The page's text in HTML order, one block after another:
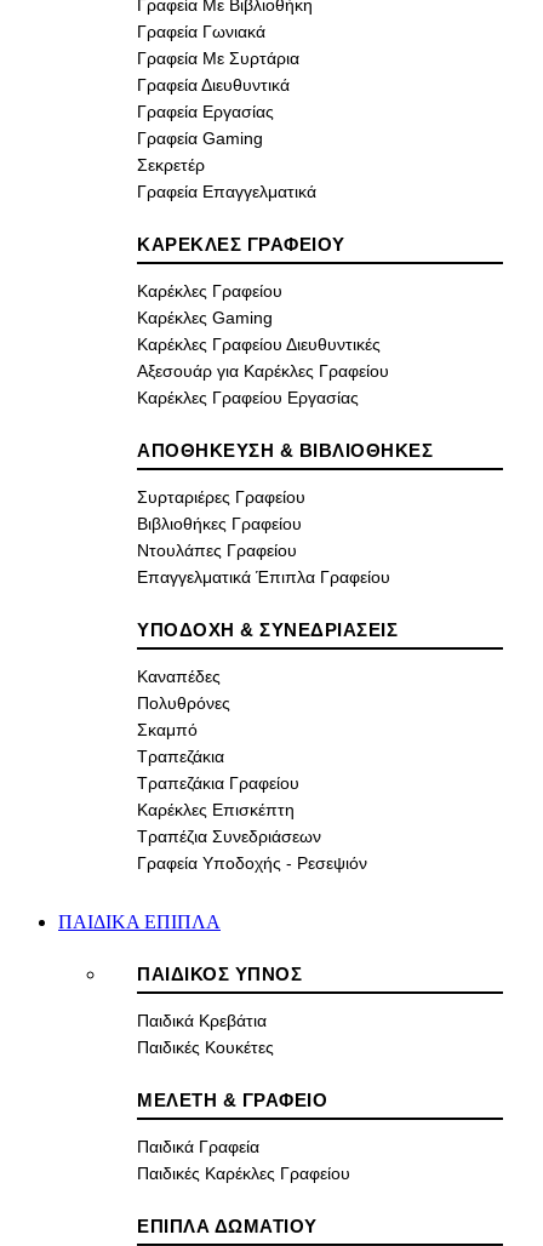
Γραφεία Με Βιβλιοθήκη
Γραφεία Γωνιακά
Γραφεία Με Συρτάρια
Γραφεία Διευθυντικά
Γραφεία Εργασίας
Γραφεία Gaming
Σεκρετέρ
Γραφεία Επαγγελματικά
ΚΑΡΕΚΛΕΣ ΓΡΑΦΕΙΟΥ
Καρέκλες Γραφείου
Καρέκλες Gaming
Καρέκλες Γραφείου Διευθυντικές
Αξεσουάρ για Καρέκλες Γραφείου
Καρέκλες Γραφείου Εργασίας
ΑΠΟΘΗΚΕΥΣΗ & ΒΙΒΛΙΟΘΗΚΕΣ
Συρταριέρες Γραφείου
Βιβλιοθήκες Γραφείου
Ντουλάπες Γραφείου
Επαγγελματικά Έπιπλα Γραφείου
ΥΠΟΔΟΧΗ & ΣΥΝΕΔΡΙΑΣΕΙΣ
Καναπέδες
Πολυθρόνες
Σκαμπό
Τραπεζάκια
Τραπεζάκια Γραφείου
Καρέκλες Επισκέπτη
Τραπέζια Συνεδριάσεων
Γραφεία Υποδοχής - Ρεσεψιόν
ΠΑΙΔΙΚΑ ΕΠΙΠΛΑ
ΠΑΙΔΙΚΟΣ ΥΠΝΟΣ
Παιδικά Κρεβάτια
Παιδικές Κουκέτες
ΜΕΛΕΤΗ & ΓΡΑΦΕΙΟ
Παιδικά Γραφεία
Παιδικές Καρέκλες Γραφείου
ΕΠΙΠΛΑ ΔΩΜΑΤΙΟΥ